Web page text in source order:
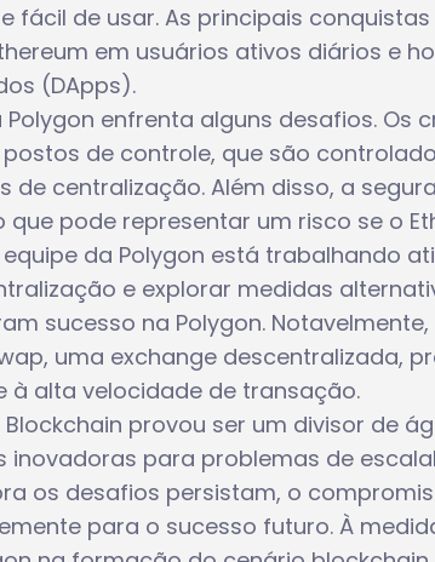
fácil de usar. As principais
em usuários ativos diários e
(DApps).
Polygon enfrenta alguns desafios. Os
de controle, que são
de centralização. Além disso, a
que pode representar um risco se o
da Polygon está trabalhando
e explorar medidas
sucesso na Polygon. Notavelmente,
uma exchange descentralizada,
à alta velocidade de transação.
Blockchain provou ser um divisor de
inovadoras para problemas de
os desafios persistam, o
para o sucesso futuro. À